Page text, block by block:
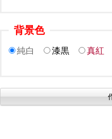
背景色
純白 漆黒 真紅